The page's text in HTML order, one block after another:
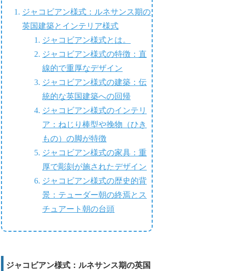
ジャコビアン様式：ルネサンス期の
英国建築とインテリア様式
ジャコビアン様式とは。
ジャコビアン様式の特徴：直
線的で重厚なデザイン
ジャコビアン様式の建築：伝
統的な英国建築への回帰
ジャコビアン様式のインテリ
ア：ねじり棒型や挽物（ひき
もの）の脚が特徴
ジャコビアン様式の家具：重
厚で彫刻が施されたデザイン
ジャコビアン様式の歴史的背
景：テューダー朝の終焉とス
チュアート朝の台頭
ジャコビアン様式：ルネサンス期の英国